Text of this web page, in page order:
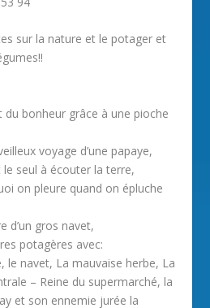
sur la nature et le potager et
du bonheur grâce à une pioche
voyage d’une papaye,
seul à écouter la terre,
on pleure quand on épluche
d’un gros navet,
potagères avec:
le navet, La mauvaise herbe, La
– Reine du supermarché, la
et son ennemie jurée la